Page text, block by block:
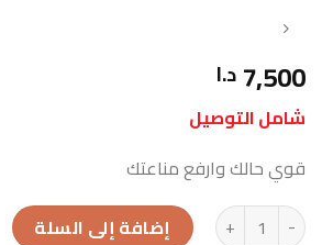
7,500 د.ا
شامل التوصيل
قوي حالك وارفع مناعتك
كمية مشروب الذهب (كرتونة 6 علب)إضافة إلى السلة